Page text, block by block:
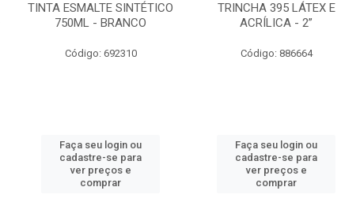
TINTA ESMALTE SINTÉTICO
750ML - BRANCO
Código: 692310
Faça seu login ou
cadastre-se para
ver preços e
comprar
TRINCHA 395 LÁTEX E
ACRÍLICA - 2”
Código: 886664
Faça seu login ou
cadastre-se para
ver preços e
comprar